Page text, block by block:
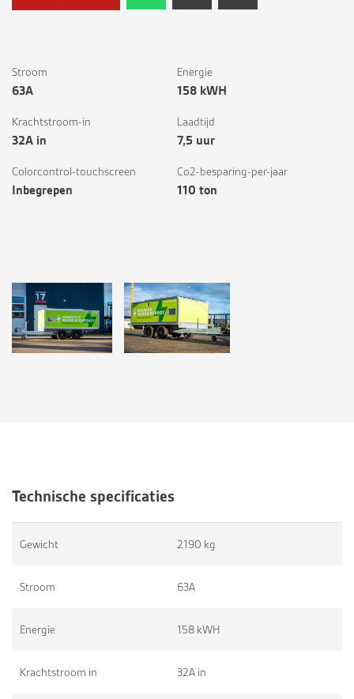
Stroom
63A
Energie
158 kWH
Krachtstroom-in
32A in
Laadtijd
7,5 uur
Colorcontrol-touchscreen
Inbegrepen
Co2-besparing-per-jaar
110 ton
Technische specificaties
Gewicht 2190 kg
Stroom 63A
Energie 158 kWH
Krachtstroom in 32A in